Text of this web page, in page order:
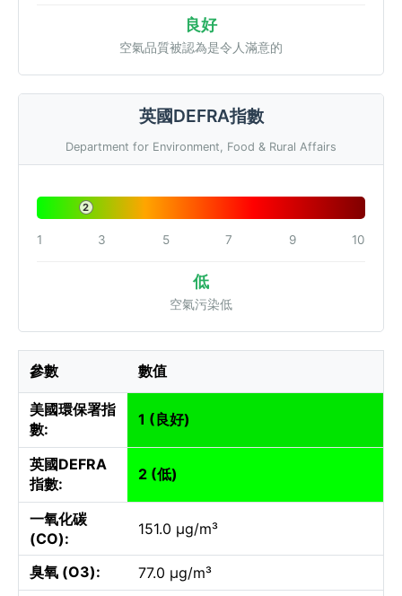
良好
空氣品質被認為是令人滿意的
英國DEFRA指數
Department for Environment, Food & Rural Affairs
2
1 3 5 7 9 10
低
空氣污染低
參數 數值
美國環保署指
數:
1 (良好)
英國DEFRA
指數:
2 (低)
一氧化碳
(CO):
151.0 µg/m³
臭氧 (O3):
77.0 µg/m³